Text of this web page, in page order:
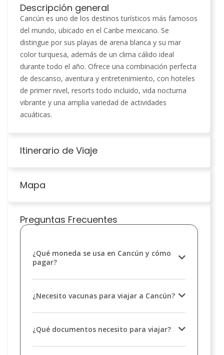
Descripción general
Cancún es uno de los destinos turísticos más famosos
del mundo, ubicado en el Caribe mexicano. Se
distingue por sus playas de arena blanca y su mar
color turquesa, además de un clima cálido ideal
durante todo el año. Ofrece una combinación perfecta
de descanso, aventura y entretenimiento, con hoteles
de primer nivel, resorts todo incluido, vida nocturna
vibrante y una amplia variedad de actividades
acuáticas.
Itinerario de Viaje
Mapa
Preguntas Frecuentes
¿Qué moneda se usa en Cancún y cómo
pagar?
¿Necesito vacunas para viajar a Cancún?
¿Qué documentos necesito para viajar?